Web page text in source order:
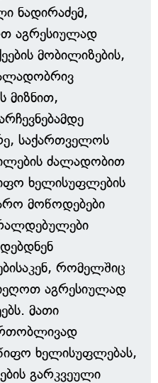
ნადირაძემ,
აგრესიულად
მობილიზების,
მიზნით,
საქართველოს
ძალადობით
ხელისუფლების
მოწოდებები
რომელშიც
აგრესიულად
მათი
ხელისუფლებას,
გარკვეული